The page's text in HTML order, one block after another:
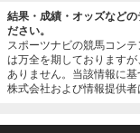
結果・成績・オッズなど
ださい。
スポーツナビの競馬コン
は万全を期しております
ありません。当該情報に
株式会社および情報提供者